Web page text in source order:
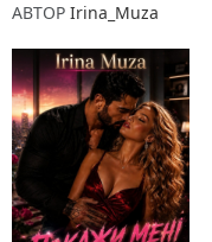
АВТОР Irina_Muza